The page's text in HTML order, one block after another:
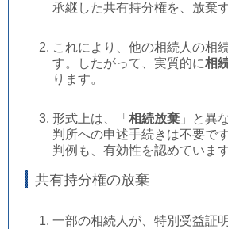
承継した共有持分権を、放棄
これにより、他の相続人の相
す。したがって、実質的に相
ります。
形式上は、「 相続放棄 」と異
判所への申述手続きは不要です
判例も、有効性を認めています
共有持分権の放棄
一部の相続人が、特別受益証